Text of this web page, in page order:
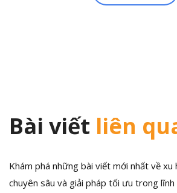
Bài viết liên
Khám phá những bài viết mới nhất về
chuyên sâu và giải pháp tối ưu trong